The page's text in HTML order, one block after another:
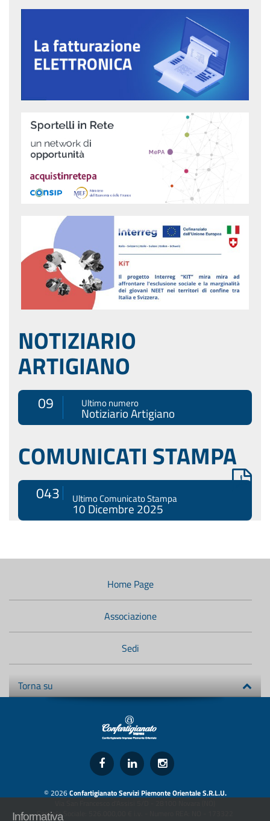
NOTIZIARIO
ARTIGIANO
09 Ultimo numero
Notiziario Artigiano
COMUNICATI STAMPA
043 Ultimo Comunicato Stampa
10 Dicembre 2025
Menù
Home Page
Associazione
Sedi
Torna su
© 2026Confartigianato Servizi Piemonte Orientale S.R.L.U.
Capitale Sociale: 526.000,00 € i.v. - Numero REA: NO - 173322
Informativa